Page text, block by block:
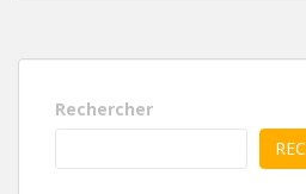
Rechercher